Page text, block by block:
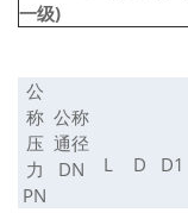
一级)
公
称
压
力
PN
公称
通径
DN
L D D1